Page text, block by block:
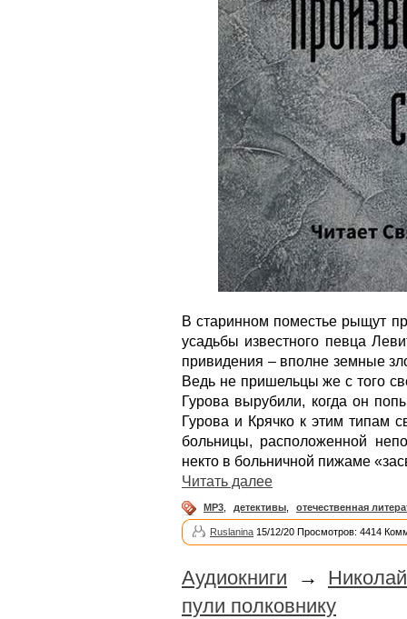
В старинном поместье рыщут
усадьбы известного певца
привидения – вполне земные
Ведь не пришельцы же с того
Гурова вырубили, когда он
Гурова и Крячко к этим типам
больницы, расположенной
некто в больничной пижаме
Читать далее
MP3 детективы отечественная
Ruslanina 15/12/20 Просмотров: 4414
Аудиокниги →
пули полковнику